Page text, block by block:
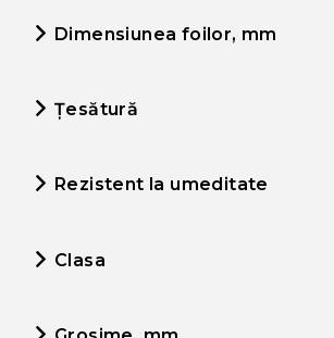
Dimensiunea foilor, mm
Țesătură
Rezistent la umeditate
Clasa